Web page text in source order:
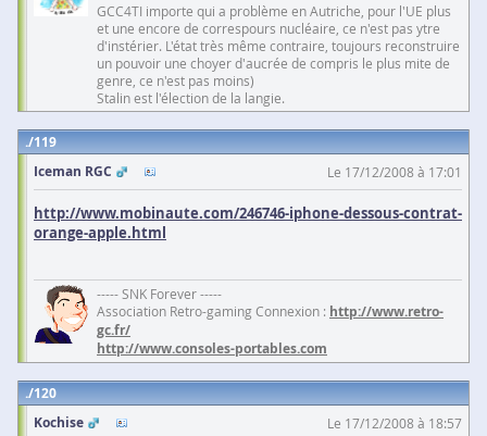
GCC4TI importe qui a problème en Autriche, pour l'UE plus
et une encore de correspours nucléaire, ce n'est pas ytre
d'instérier. L'état très même contraire, toujours reconstruire
un pouvoir une choyer d'aucrée de compris le plus mite de
genre, ce n'est pas moins)
Stalin est l'élection de la langie.
119
Iceman RGC
Le 17/12/2008 à 17:01
http://www.mobinaute.com/246746-iphone-dessous-contrat-
orange-apple.html
----- SNK Forever -----
Association Retro-gaming Connexion : http://www.retro-
gc.fr/
http://www.consoles-portables.com
120
Kochise
Le 17/12/2008 à 18:57